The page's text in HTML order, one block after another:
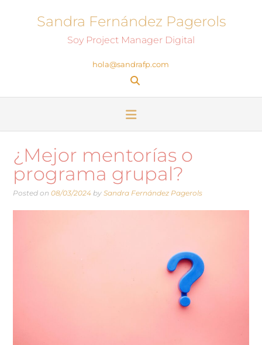
Sandra Fernández Pagerols
Soy Project Manager Digital
hola@sandrafp.com
¿Mejor mentorías o
programa grupal?
Posted on 08/03/2024 by Sandra Fernández Pagerols